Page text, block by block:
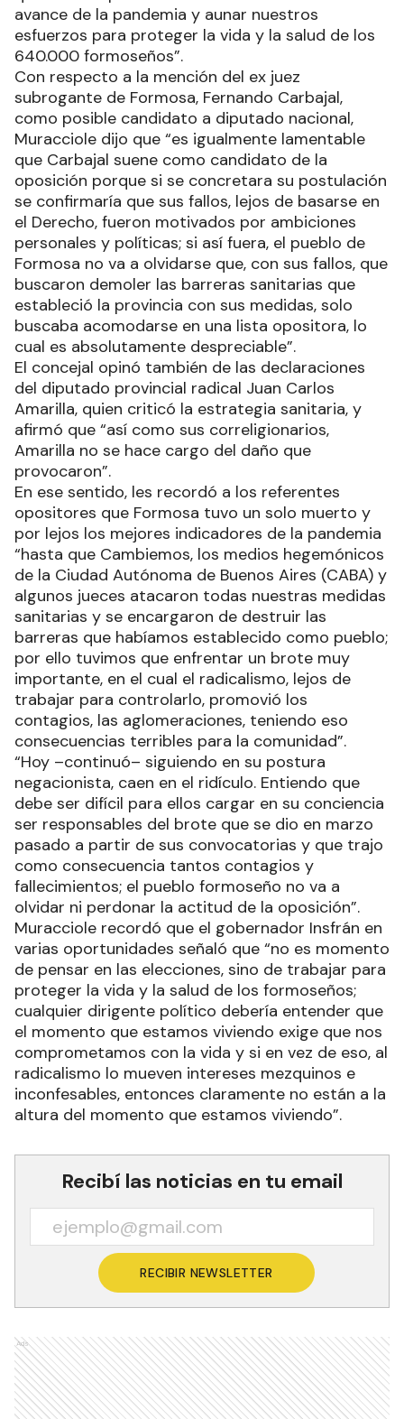
avance de la pandemia y aunar nuestros
esfuerzos para proteger la vida y la salud de los
640.000 formoseños”.
Con respecto a la mención del ex juez
subrogante de Formosa, Fernando Carbajal,
como posible candidato a diputado nacional,
Muracciole dijo que “es igualmente lamentable
que Carbajal suene como candidato de la
oposición porque si se concretara su postulación
se confirmaría que sus fallos, lejos de basarse en
el Derecho, fueron motivados por ambiciones
personales y políticas; si así fuera, el pueblo de
Formosa no va a olvidarse que, con sus fallos, que
buscaron demoler las barreras sanitarias que
estableció la provincia con sus medidas, solo
buscaba acomodarse en una lista opositora, lo
cual es absolutamente despreciable”.
El concejal opinó también de las declaraciones
del diputado provincial radical Juan Carlos
Amarilla, quien criticó la estrategia sanitaria, y
afirmó que “así como sus correligionarios,
Amarilla no se hace cargo del daño que
provocaron”.
En ese sentido, les recordó a los referentes
opositores que Formosa tuvo un solo muerto y
por lejos los mejores indicadores de la pandemia
“hasta que Cambiemos, los medios hegemónicos
de la Ciudad Autónoma de Buenos Aires (CABA) y
algunos jueces atacaron todas nuestras medidas
sanitarias y se encargaron de destruir las
barreras que habíamos establecido como pueblo;
por ello tuvimos que enfrentar un brote muy
importante, en el cual el radicalismo, lejos de
trabajar para controlarlo, promovió los
contagios, las aglomeraciones, teniendo eso
consecuencias terribles para la comunidad”.
“Hoy –continuó– siguiendo en su postura
negacionista, caen en el ridículo. Entiendo que
debe ser difícil para ellos cargar en su conciencia
ser responsables del brote que se dio en marzo
pasado a partir de sus convocatorias y que trajo
como consecuencia tantos contagios y
fallecimientos; el pueblo formoseño no va a
olvidar ni perdonar la actitud de la oposición”.
Muracciole recordó que el gobernador Insfrán en
varias oportunidades señaló que “no es momento
de pensar en las elecciones, sino de trabajar para
proteger la vida y la salud de los formoseños;
cualquier dirigente político debería entender que
el momento que estamos viviendo exige que nos
comprometamos con la vida y si en vez de eso, al
radicalismo lo mueven intereses mezquinos e
inconfesables, entonces claramente no están a la
altura del momento que estamos viviendo”.
Recibí las noticias en tu email
RECIBIR NEWSLETTER
Ads